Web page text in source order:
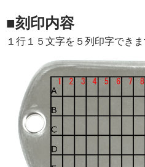
■刻印内容
１行１５文字を５列印字できま